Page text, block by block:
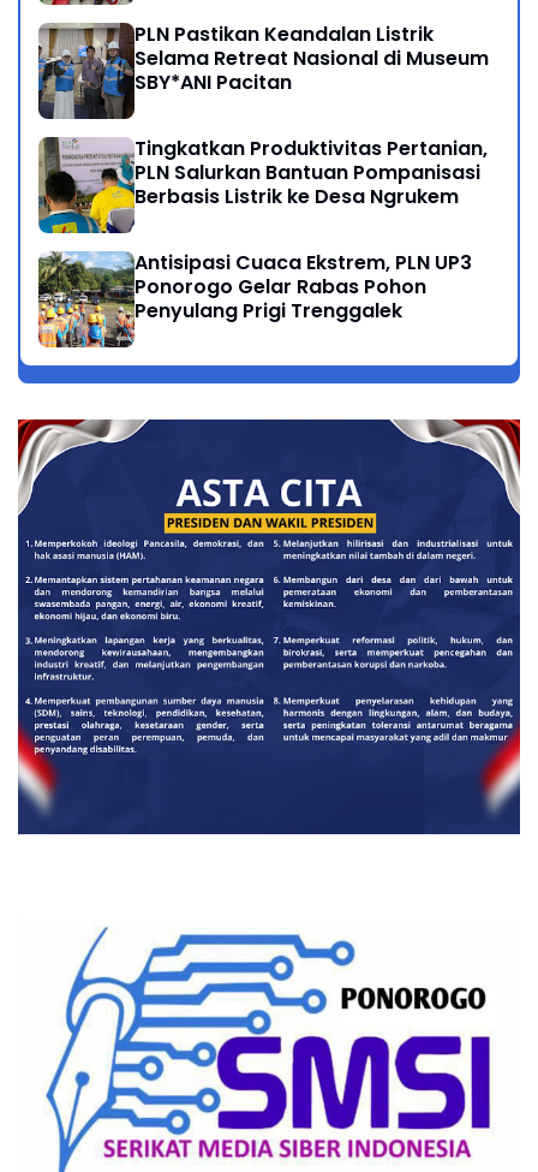
PLN Pastikan Keandalan Listrik
Selama Retreat Nasional di Museum
SBY*ANI Pacitan
Tingkatkan Produktivitas Pertanian,
PLN Salurkan Bantuan Pompanisasi
Berbasis Listrik ke Desa Ngrukem
Antisipasi Cuaca Ekstrem, PLN UP3
Ponorogo Gelar Rabas Pohon
Penyulang Prigi Trenggalek